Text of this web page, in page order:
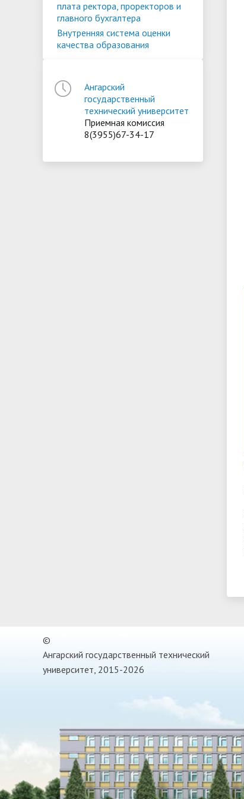
плата ректора, проректоров и
главного бухгалтера
Внутренняя система оценки
качества образования
Ангарский
государственный
технический университет
Приемная комиссия
8(3955)67-34-17
©
Ангарский государственный технический
университет, 2015-2026